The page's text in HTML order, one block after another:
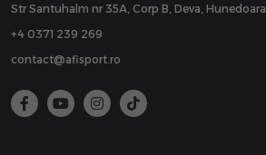
Str Santuhalm nr 35A, Corp B, Deva, Hunedoara
+4 0371 239 269
contact@afisport.ro